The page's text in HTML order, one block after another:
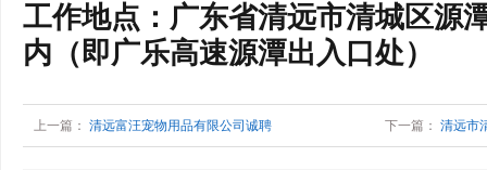
工作地点：广东省清远市清城区源
内（即广乐高速源潭出入口处）
上一篇： 清远富汪宠物用品有限公司诚聘 下一篇： 清远市